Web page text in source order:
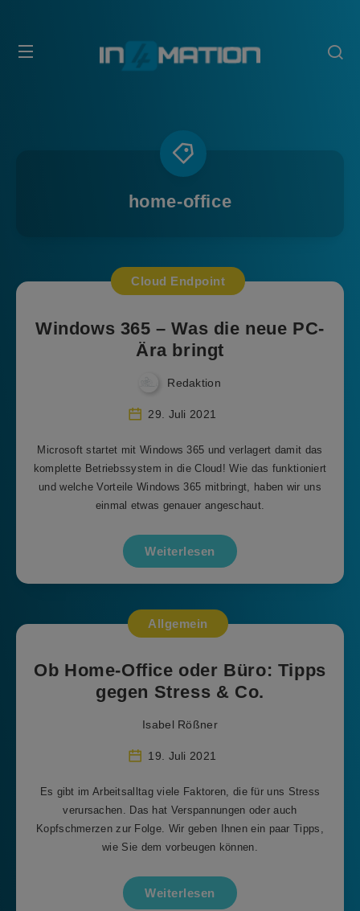
home-office
Cloud Endpoint
Windows 365 – Was die neue PC-
Ära bringt
Redaktion
29. Juli 2021
Microsoft startet mit Windows 365 und verlagert damit das
komplette Betriebssystem in die Cloud! Wie das funktioniert
und welche Vorteile Windows 365 mitbringt, haben wir uns
einmal etwas genauer angeschaut.
Weiterlesen
Allgemein
Ob Home-Office oder Büro: Tipps
gegen Stress & Co.
Isabel Rößner
19. Juli 2021
Es gibt im Arbeitsalltag viele Faktoren, die für uns Stress
verursachen. Das hat Verspannungen oder auch
Kopfschmerzen zur Folge. Wir geben Ihnen ein paar Tipps,
wie Sie dem vorbeugen können.
Weiterlesen